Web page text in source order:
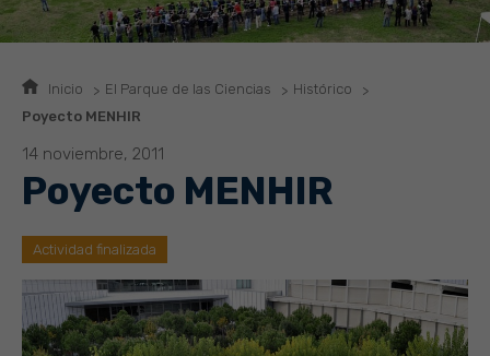
Inicio El Parque de las Ciencias
Histórico
Poyecto MENHIR
14 noviembre, 2011
Poyecto MENHIR
Actividad finalizada